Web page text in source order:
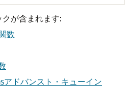
が含まれます:
数
アドバンスト・キューイン